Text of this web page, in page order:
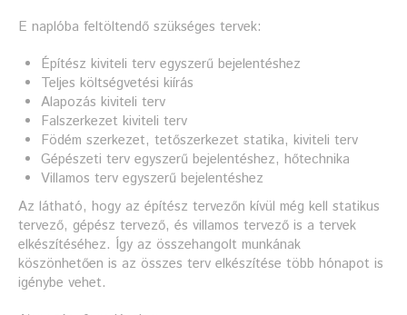
E naplóba feltöltendő szükséges tervek:
Építész kiviteli terv egyszerű bejelentéshez
Teljes költségvetési kiírás
Alapozás kiviteli terv
Falszerkezet kiviteli terv
Födém szerkezet, tetőszerkezet statika, kiviteli terv
Gépészeti terv egyszerű bejelentéshez, hőtechnika
Villamos terv egyszerű bejelentéshez
Az látható, hogy az építész tervezőn kívül még kell statikus
tervező, gépész tervező, és villamos tervező is a tervek
elkészítéséhez. Így az összehangolt munkának
köszönhetően is az összes terv elkészítése több hónapot is
igénybe vehet.